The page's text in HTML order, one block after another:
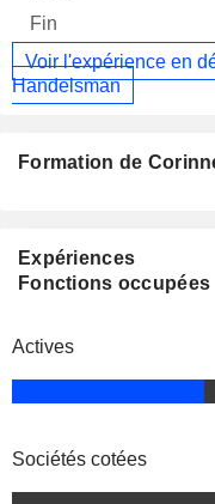
Voir l'expérience en
Handelsman
Formation de
Expériences
Fonctions occupées
Actives
Sociétés cotées